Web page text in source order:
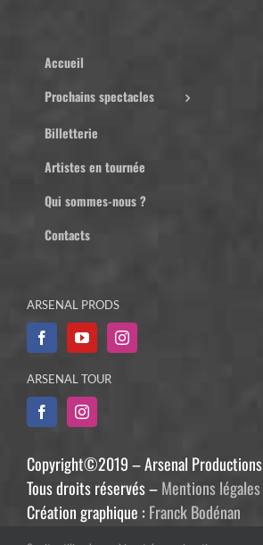
Accueil
Prochains spectacles
Billetterie
Artistes en tournée
Qui sommes-nous ?
Contacts
ARSENAL PRODS
ARSENAL TOUR
Copyright©2019 – Arsenal Productions
Tous droits réservés –Mentions légales
Création graphique : Franck Bodénan